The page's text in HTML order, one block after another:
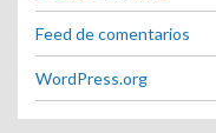
Feed de comentarios
WordPress.org